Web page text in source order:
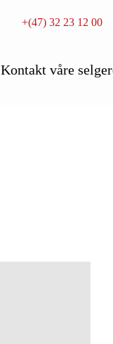
+(47) 32 23 12 00
Kontakt våre